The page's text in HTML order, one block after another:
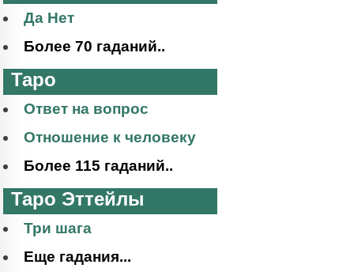
Да Нет
Более 70 гаданий..
Таро
Ответ на вопрос
Отношение к человеку
Более 115 гаданий..
Таро Эттейлы
Три шага
Еще гадания...